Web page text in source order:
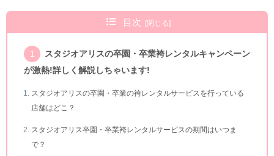
目次
スタジオアリスの卒園・卒業袴レンタルキャンペーン
が激熱!詳しく解説しちゃいます!
スタジオアリスの卒園・卒業の袴レンタルサービスを行っている
店舗はどこ？
スタジオアリス卒園・卒業袴レンタルサービスの期間はいつま
で？